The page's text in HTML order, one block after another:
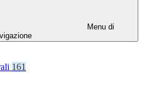
Menu di
161